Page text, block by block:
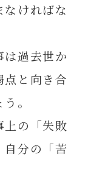
ければな
過去世か
点と向き合
。
の「失敗
分の「苦